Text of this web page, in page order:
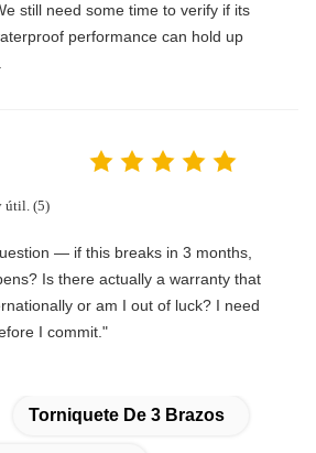
still need some time to verify if its
performance can hold up
útil. (5)
— if this breaks in 3 months,
Is there actually a warranty that
or am I out of luck? I need
I commit."
Torniquete De 3 Brazos